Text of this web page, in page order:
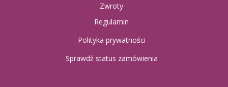
Zwroty
Regulamin
Polityka prywatności
Sprawdź status zamówienia